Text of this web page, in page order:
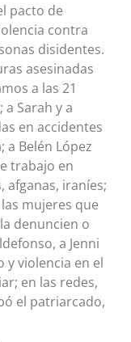
pacto de
contra
disidentes.
asesinadas
a las 21
Sarah y a
en accidentes
a Belén López
trabajo en
afganas, iraníes;
mujeres que
denuncien o
a Jenni
y violencia en el
en las redes,
el patriarcado,